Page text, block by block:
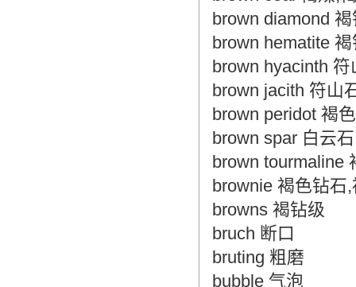
brown diamond 褐
brown hematite
brown hyacinth 符
brown jacith 符山
brown peridot 褐
brown spar 白云石
brown tourmaline
brownie 褐色钻石
browns 褐钻级
bruch 断口
bruting 粗磨
bubble 气泡